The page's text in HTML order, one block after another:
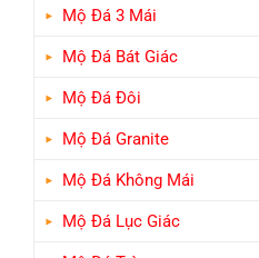
Mộ Đá 3 Mái
Mộ Đá Bát Giác
Mộ Đá Đôi
Mộ Đá Granite
Mộ Đá Không Mái
Mộ Đá Lục Giác